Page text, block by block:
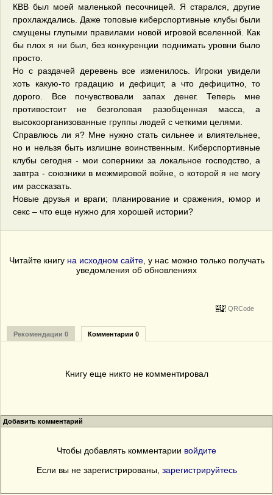
КВВ был моей маленькой песочницей. Я старался, другие
прохлаждались. Даже топовые киберспортивные клубы были
смущены глупыми правилами новой игровой вселенной. Как
бы плох я ни был, без конкуренции поднимать уровни было
просто.
Но с раздачей деревень все изменилось. Игроки увидели
хоть какую-то градацию и дефицит, а что дефицитно, то
дорого. Все почувствовали запах денег. Теперь мне
противостоит не безголовая разобщенная масса, а
высокоорганизованные группы людей с четкими целями.
Справлюсь ли я? Мне нужно стать сильнее и влиятельнее,
но и нельзя быть излишне воинственным. Киберспортивные
клубы сегодня - мои соперники за локальное господство, а
завтра - союзники в межмировой войне, о которой я не могу
им рассказать.
Новые друзья и враги; планирование и сражения, юмор и
секс – что еще нужно для хорошей истории?
Читайте книгу на исходном сайте, у нас можно только получать
уведомления об обновлениях
QRCode
Рекомендации 0 Комментарии 0
Книгу еще никто не комментировал
Добавить комментарий
Чтобы добавлять комментарии войдите
Если вы не зарегистрированы, зарегистрируйтесь